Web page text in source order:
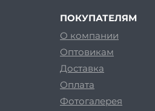
ПОКУПАТЕЛЯМ
О компании
Оптовикам
Доставка
Оплата
Фотогалерея